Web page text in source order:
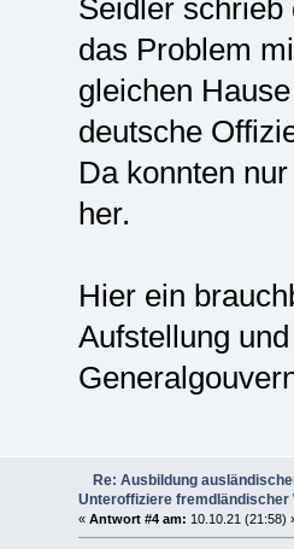
Seidler schrieb
das Problem
gleichen
deutsche
Da konnten
her.
Hier ein
Aufstellung
Re: Ausbildung
Unteroffiziere fremdländischer
« Antwort #4 am: 10.10.21 (21:58)